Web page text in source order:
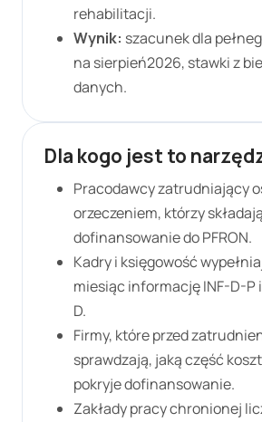
rehabilitacji.
Wynik: szacunek dla
na sierpień2026, stawki z
danych.
Dla kogo jest to
Pracodawcy zatrudniający
orzeczeniem, którzy
dofinansowanie do PFRON.
Kadry i księgowość
miesiąc informację INF-D-P
D.
Firmy, które przed
sprawdzają, jaką część
pokryje dofinansowanie.
Zakłady pracy chronionej